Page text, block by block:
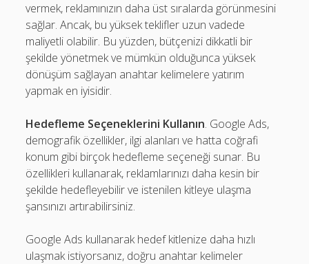
vermek, reklamınızın daha üst sıralarda görünmesini
sağlar. Ancak, bu yüksek teklifler uzun vadede
maliyetli olabilir. Bu yüzden, bütçenizi dikkatli bir
şekilde yönetmek ve mümkün olduğunca yüksek
dönüşüm sağlayan anahtar kelimelere yatırım
yapmak en iyisidir.
Hedefleme Seçeneklerini Kullanın. Google Ads,
demografik özellikler, ilgi alanları ve hatta coğrafi
konum gibi birçok hedefleme seçeneği sunar. Bu
özellikleri kullanarak, reklamlarınızı daha kesin bir
şekilde hedefleyebilir ve istenilen kitleye ulaşma
şansınızı artırabilirsiniz.
Google Ads kullanarak hedef kitlenize daha hızlı
ulaşmak istiyorsanız, doğru anahtar kelimeler